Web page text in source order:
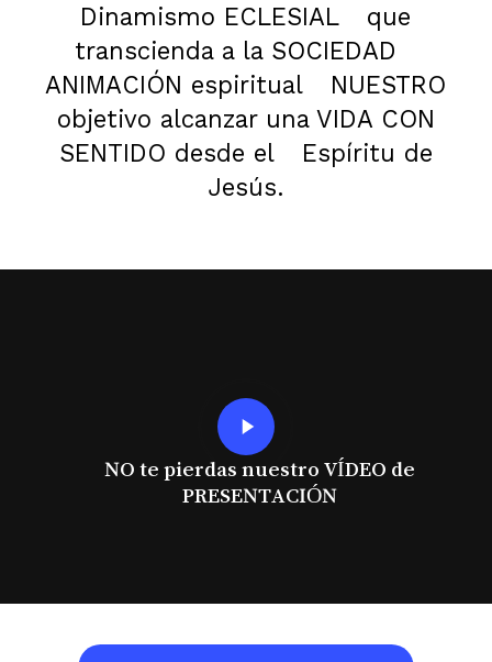
Dinamismo ECLESIAL
que
transcienda a la SOCIEDAD
ANIMACIÓN espiritual
NUESTRO
objetivo alcanzar una VIDA CON
SENTIDO desde el
Espíritu de
Jesús.
Play
Video
NO te pierdas nuestro VÍDEO de
PRESENTACIÓN